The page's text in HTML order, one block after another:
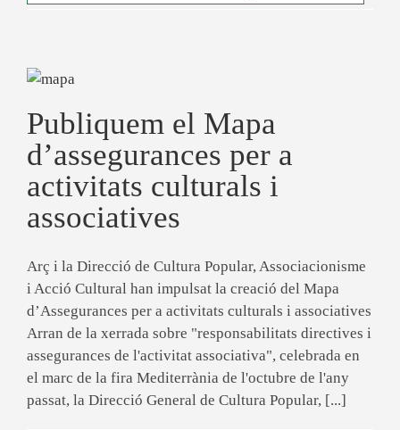
Publiquem el Mapa
d’assegurances per a
activitats culturals i
associatives
Arç i la Direcció de Cultura Popular, Associacionisme
i Acció Cultural han impulsat la creació del Mapa
d’Assegurances per a activitats culturals i associatives
Arran de la xerrada sobre "responsabilitats directives i
assegurances de l'activitat associativa", celebrada en
el marc de la fira Mediterrània de l'octubre de l'any
passat, la Direcció General de Cultura Popular, [...]